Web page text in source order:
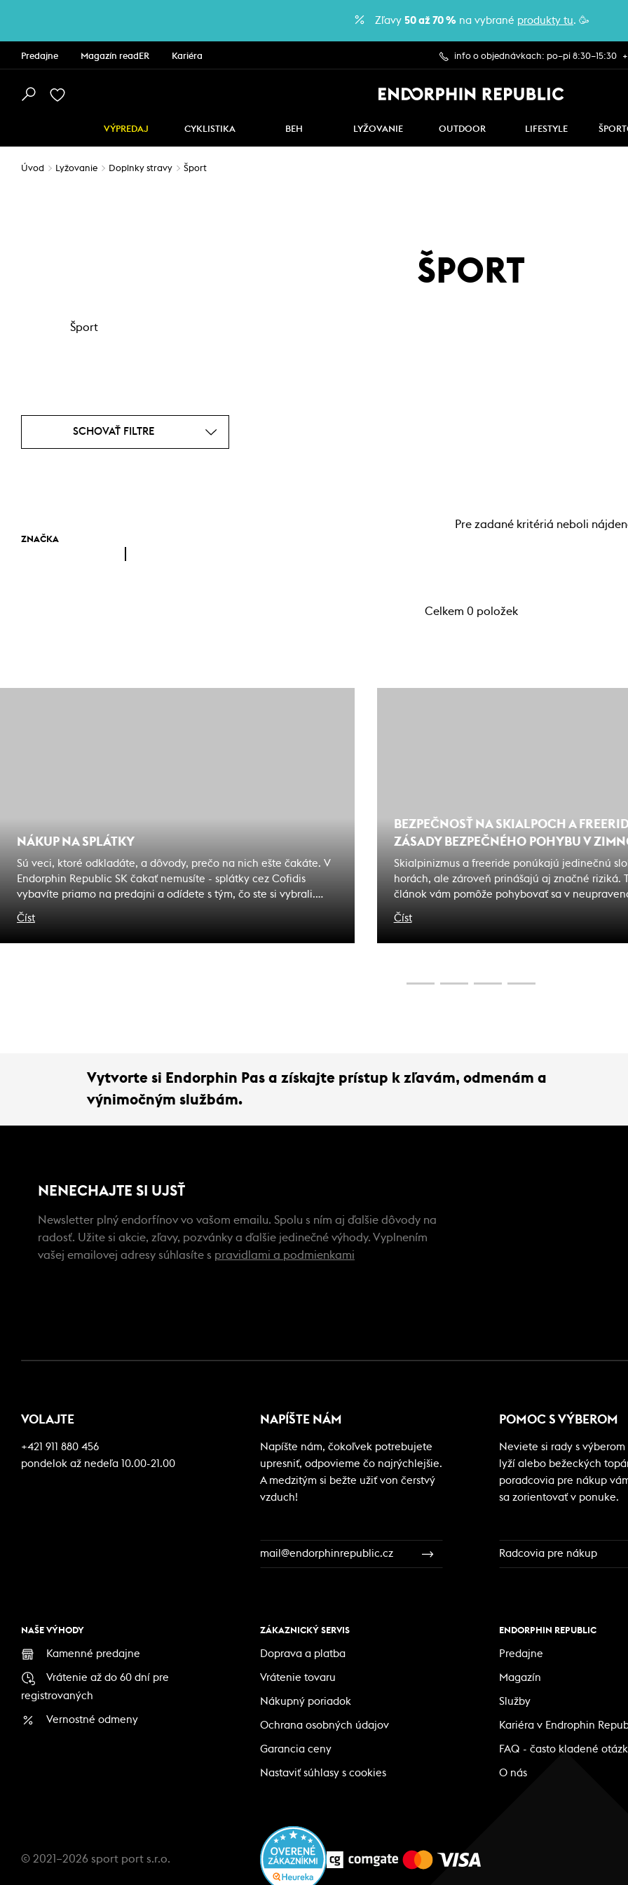
Zľavy 50 až 70 % na vybrané produkty tu. 🥳
Predajne Magazín readER Kariéra info o objednávkach: po–pi 8:30–15:30
VÝPREDAJ CYKLISTIKA BEH LYŽOVANIE OUTDOOR LIFESTYLE
Úvod Lyžovanie Doplnky stravy Šport
ŠPORT
Šport
SCHOVAŤ FILTRE
ZNAČKA
Pre zadané kritériá neboli
Celkem 0 položek
NÁKUP NA SPLÁTKY
Sú veci, ktoré odkladáte, a dôvody, prečo na nich ešte čakáte. V
Endorphin Republic SK čakať nemusíte - splátky cez Cofidis
vybavíte priamo na predajni a odídete s tým, čo ste si vybrali.
Zážitky, na ktoré čakáte sú bližšie, ako si myslíte.
Číst
BEZPEČNOSŤ NA SKIALPOCH A
ZÁSADY BEZPEČNÉHO POHYBU V
Skialpinizmus a freeride ponúkajú jedinečnú
horách, ale zároveň prinášajú aj značné riziká.
článok vám pomôže pohybovať sa v
bezpečne a zodpovedne, minimalizovať
maximálne si užiť horské dobrodružstvá.
používať lavínovú výbavu, ako rozpoznať
Číst
Vytvorte si Endorphin Pas a získajte prístup k zľavám, odmenám a
výnimočným službám.
NENECHAJTE SI UJSŤ
Newsletter plný endorfínov vo vašom emailu. Spolu s ním aj ďalšie dôvody na
radosť. Užite si akcie, zľavy, pozvánky a ďalšie jedinečné výhody. Vyplnením
vašej emailovej adresy súhlasíte s pravidlami a podmienkami
VOLAJTE
+421 911 880 456
pondelok až nedeľa 10.00-21.00
NAPÍŠTE NÁM
Napíšte nám, čokoľvek potrebujete
upresniť, odpovieme čo najrýchlejšie.
A medzitým si bežte užiť von čerstvý
vzduch!
mail@endorphinrepublic.cz
POMOC S VÝBEROM
Neviete si rady s
lyží alebo bežeckých
poradcovia pre nákup
sa zorientovať v ponuke.
Radcovia pre nákup
NAŠE VÝHODY
Kamenné predajne
Vrátenie až do 60 dní pre
registrovaných
Vernostné odmeny
ZÁKAZNICKÝ SERVIS
Doprava a platba
Vrátenie tovaru
Nákupný poriadok
Ochrana osobných údajov
Garancia ceny
Nastaviť súhlasy s cookies
ENDORPHIN REPUBLIC
Predajne
Magazín
Služby
Kariéra v Endrophin
FAQ - často kladené
O nás
© 2021–2026 sport port s.r.o.